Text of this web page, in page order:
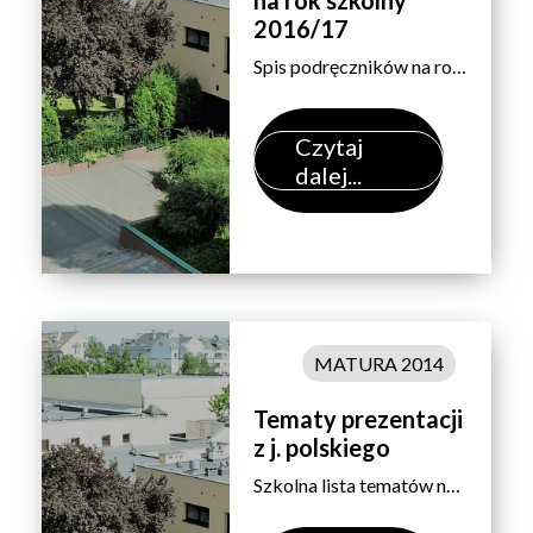
2016/17
Spis podręczników na rok szkolny 2016/2017 – według przedmiotów. Uwaga:Zakup podręczników do języków obcych we wrześniu po sprawdzianach poziomujących – dotyczy uczniów wszystkich klas. Wyboru przedmiotu dokonujemy na dole arkusza.
Czytaj
dalej...
MATURA 2014
Tematy prezentacji
z j. polskiego
Szkolna lista tematów na egzamin ustny z języka polskiego – matura 2014